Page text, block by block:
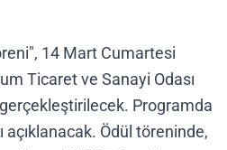
14 Mart Cumartesi
Ticaret ve Sanayi Odası
Programda
açıklanacak. Ödül töreninde,